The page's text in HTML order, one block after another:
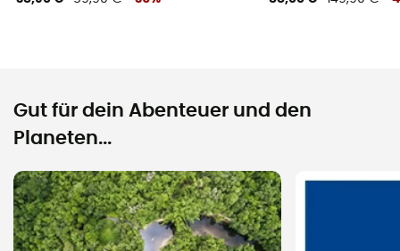
Gut für dein Abenteuer und den
Planeten...